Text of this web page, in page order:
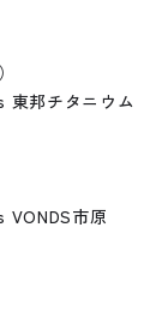
邦チタニウム
市原